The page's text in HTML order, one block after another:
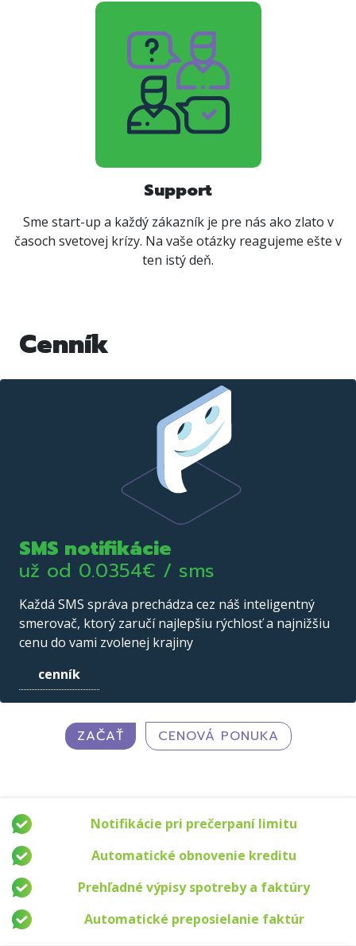
Support
Sme start-up a každý zákazník je pre nás ako zlato v
časoch svetovej krízy. Na vaše otázky reagujeme ešte v
ten istý deň.
Cenník
SMS notifikácie
už od 0.0354€ / sms
Každá SMS správa prechádza cez náš inteligentný
smerovač, ktorý zaručí najlepšiu rýchlosť a najnižšiu
cenu do vami zvolenej krajiny
cenník
ZAČAŤ CENOVÁ PONUKA
Notifikácie pri prečerpaní limitu
Automatické obnovenie kreditu
Prehľadné výpisy spotreby a faktúry
Automatické preposielanie faktúr